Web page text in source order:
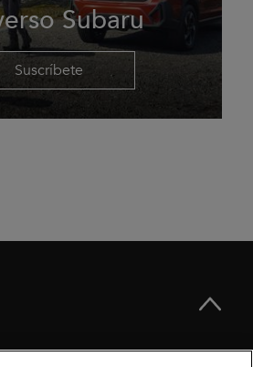
Subaru
Suscríbete